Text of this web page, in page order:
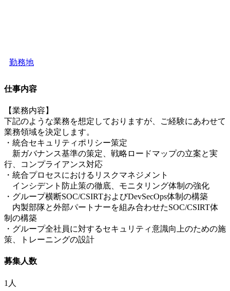
勤務地
仕事内容
【業務内容】
下記のような業務を想定しておりますが、ご経験にあわせて
業務領域を決定します。
・統合セキュリティポリシー策定
新ガバナンス基準の策定、戦略ロードマップの立案と実
行、コンプライアンス対応
・統合プロセスにおけるリスクマネジメント
インシデント防止策の徹底、モニタリング体制の強化
・グループ横断SOC/CSIRTおよびDevSecOps体制の構築
内製部隊と外部パートナーを組み合わせたSOC/CSIRT体
制の構築
・グループ全社員に対するセキュリティ意識向上のための施
策、トレーニングの設計
募集人数
1人